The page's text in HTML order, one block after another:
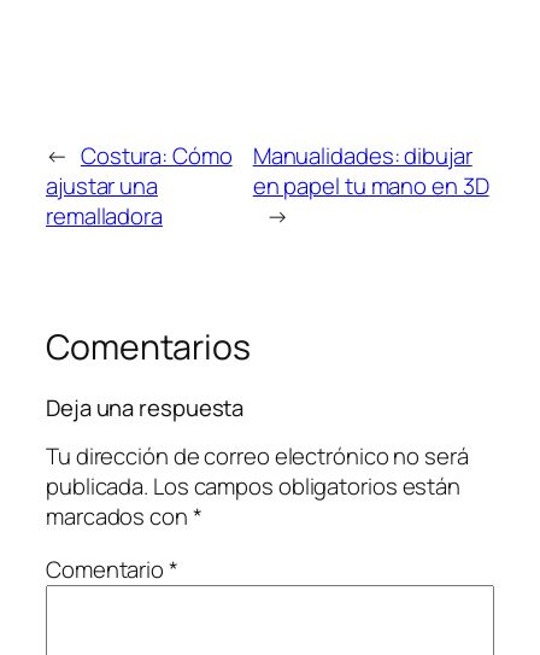
← Costura: Cómo
ajustar una
remalladora
Manualidades: dibujar
en papel tu mano en 3D
→
Comentarios
Deja una respuesta
Tu dirección de correo electrónico no será
publicada. Los campos obligatorios están
marcados con*
Comentario*